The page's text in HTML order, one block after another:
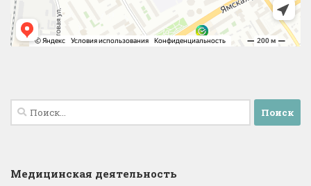
Найти:
Медицинская деятельность